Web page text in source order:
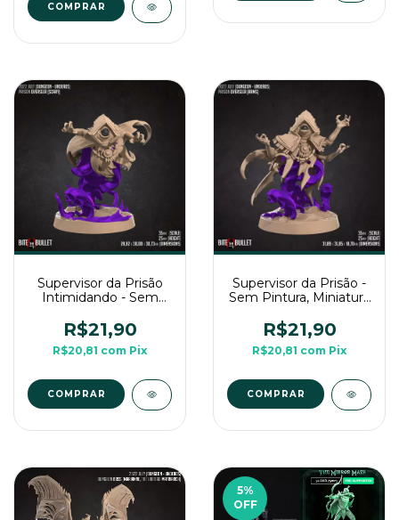
COMPRAR
Supervisor da Prisão
Intimidando - Sem
Médio Para RPG de
Mesa
R$21,90
R$20,81 com Pix
COMPRAR
Supervisor da Prisão -
Sem Pintura, Miniatura
Mesa
R$21,90
R$20,81 com Pix
COMPRAR
5%
OFF